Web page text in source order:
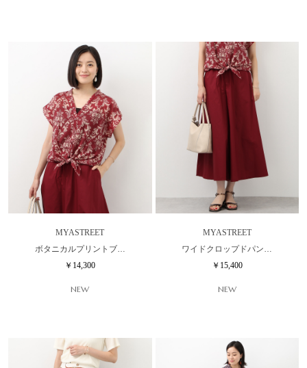
MYASTREET
ボタニカルプリントブ…
￥14,300
NEW
MYASTREET
ワイドクロップドパン…
￥15,400
NEW